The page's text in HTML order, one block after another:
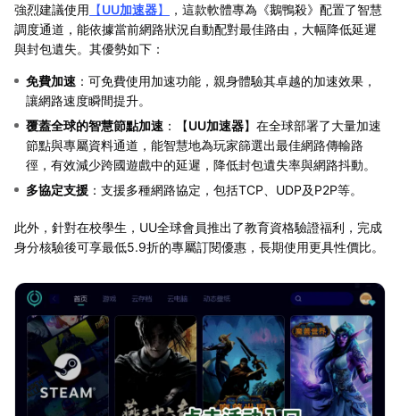
強烈建議使用 【UU加速器】
，這款軟體專為《鵝鴨殺》配置了智慧
調度通道，能依據當前網路狀況自動配對最佳路由，大幅降低延遲
與封包遺失。其優勢如下：
免費加速 ：可免費使用加速功能，親身體驗其卓越的加速效果，
讓網路速度瞬間提升。
覆蓋全球的智慧節點加速 ：【UU加速器】在全球部署了大量加速
節點與專屬資料通道，能智慧地為玩家篩選出最佳網路傳輸路
徑，有效減少跨國遊戲中的延遲，降低封包遺失率與網路抖動。
多協定支援 ：支援多種網路協定，包括TCP、UDP及P2P等。
此外，針對在校學生，UU全球會員推出了教育資格驗證福利，完成
身分核驗後可享最低5.9折的專屬訂閱優惠，長期使用更具性價比。